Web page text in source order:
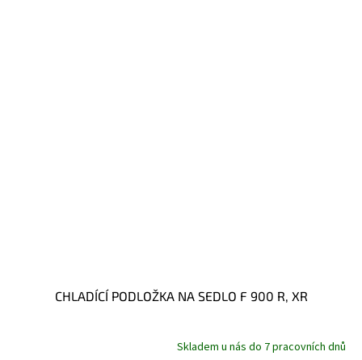
CHLADÍCÍ PODLOŽKA NA SEDLO F 900 R, XR
Skladem u nás do 7 pracovních dnů